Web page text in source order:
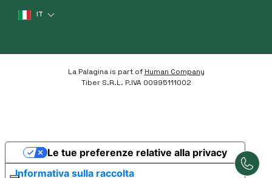
IT
La Palagina is part of Human Company
Tiber S.R.L. P.IVA 00995111002
Informativa sulla raccolta
Le tue preferenze relative alla privacy